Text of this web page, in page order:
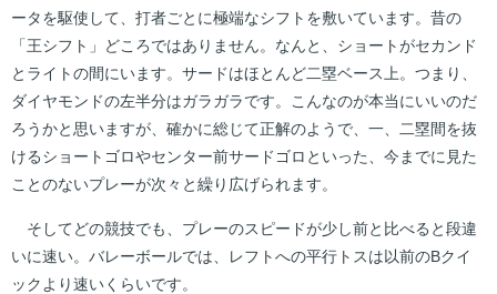
ータを駆使して、打者ごとに極端なシフトを敷いています。昔の
「王シフト」どころではありません。なんと、ショートがセカンド
とライトの間にいます。サードはほとんど二塁ベース上。つまり、
ダイヤモンドの左半分はガラガラです。こんなのが本当にいいのだ
ろうかと思いますが、確かに総じて正解のようで、一、二塁間を抜
けるショートゴロやセンター前サードゴロといった、今までに見た
ことのないプレーが次々と繰り広げられます。
そしてどの競技でも、プレーのスピードが少し前と比べると段違
いに速い。バレーボールでは、レフトへの平行トスは以前のBクイ
ックより速いくらいです。